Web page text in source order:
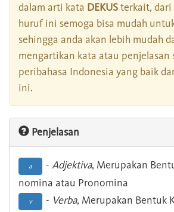
dalam arti kata DEKUSterkait, dari
huruf ini semoga bisa mudah
sehingga anda akan lebih mudah
mengartikan kata atau penjelasan
peribahasa Indonesia yang baik
ini.
Penjelasan
a - Adjektiva, Merupakan
nomina atau Pronomina
v - Verba, Merupakan Bentuk